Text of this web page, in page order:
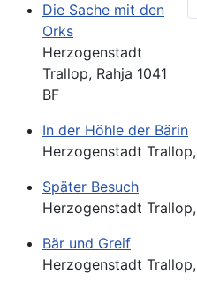
Die Sache mit den
Orks
Herzogenstadt
Trallop, Rahja 1041
BF
In der Höhle der Bärin
Herzogenstadt
Später Besuch
Herzogenstadt
Bär und Greif
Herzogenstadt